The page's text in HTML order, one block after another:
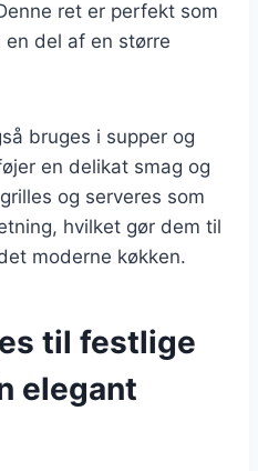
ret er perfekt som
del af en større
bruges i supper og
en delikat smag og
og serveres som
hvilket gør dem til
moderne køkken.
til festlige
elegant